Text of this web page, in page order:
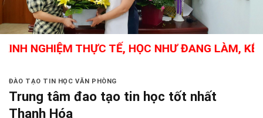
THỰC TẾ, HỌC NHƯ ĐANG LÀM, KẾ
ĐÀO TẠO TIN HỌC VĂN PHÒNG
Trung tâm đao tạo tin học tốt nhất
Thanh Hóa